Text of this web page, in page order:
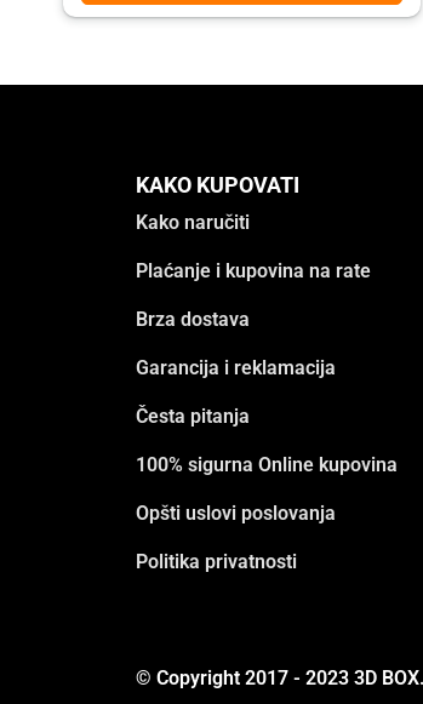
KAKO KUPOVATI
Kako naručiti
Plaćanje i kupovina na rate
Brza dostava
Garancija i reklamacija
Česta pitanja
100% sigurna Online kupovina
Opšti uslovi poslovanja
Politika privatnosti
© Copyright 2017 - 2023 3D